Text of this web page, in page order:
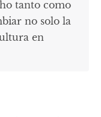
tanto como
no solo la
en